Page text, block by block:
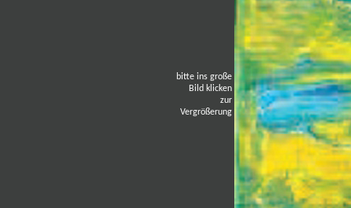
bitte ins große
Bild klicken
zur
Vergrößerung